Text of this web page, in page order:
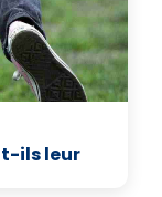
ils leur